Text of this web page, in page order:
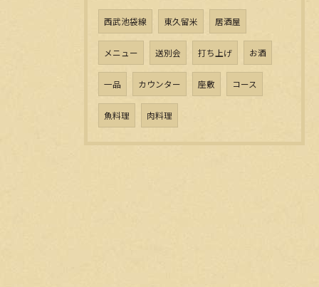
西武池袋線 東久留米 居酒屋
メニュー 送別会 打ち上げ お酒
一品 カウンター 座敷 コース
魚料理 肉料理